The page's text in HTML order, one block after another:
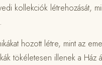
kollekciók létrehozását,
hozott létre, mint az
tökéletesen illenek a